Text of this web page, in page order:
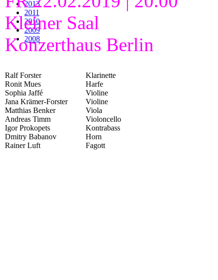
2013
2011
2010
2009
2008
Kleiner Saal
Konzerthaus Berlin
Ralf Forster
Ronit Mues
Sophia Jaffé
Jana Krämer-Forster
Matthias Benker
Andreas Timm
Igor Prokopets
Dmitry Babanov
Rainer Luft
Klarinette
Harfe
Violine
Violine
Viola
Violoncello
Kontrabass
Horn
Fagott